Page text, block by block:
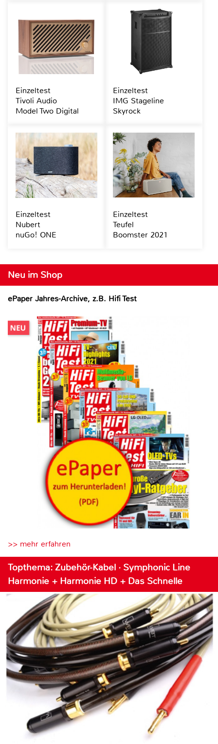
Neu im Shop
ePaper Jahres-Archive, z.B. Hifi Test
>> mehr erfahren
Topthema: Zubehör-Kabel · Symphonic Line
Harmonie + Harmonie HD + Das Schnelle
Einzeltest
Tivoli Audio
Model Two Digital
Einzeltest
IMG Stageline
Skyrock
Einzeltest
Nubert
nuGo! ONE
Einzeltest
Teufel
Boomster 2021